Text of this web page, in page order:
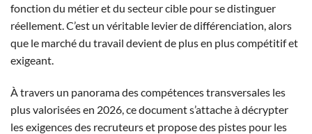
fonction du métier et du secteur cible pour se distinguer
réellement. C’est un véritable levier de différenciation, alors
que le marché du travail devient de plus en plus compétitif et
exigeant.
À travers un panorama des compétences transversales les
plus valorisées en 2026, ce document s’attache à décrypter
les exigences des recruteurs et propose des pistes pour les